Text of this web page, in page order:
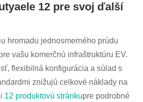
12 pre svoj ďalší
hromadu jednosmerného prúdu
vašu komerčnú infraštruktúru EV.
flexibilná konfigurácia a súlad s
znižujú celkové náklady na
12 produktovú stránkupre podrobné